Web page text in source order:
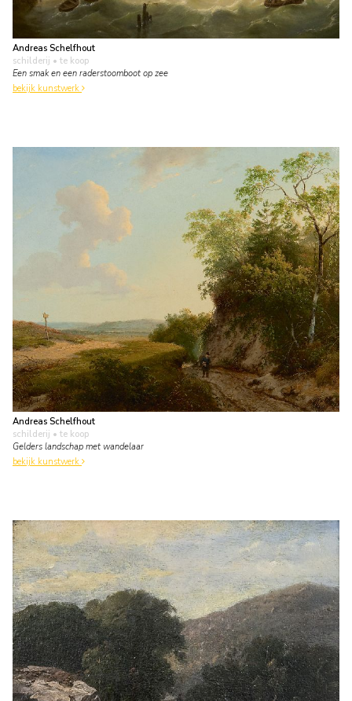
Andreas Schelfhout
schilderij • te koop
Een smak en een raderstoomboot op zee
bekijk kunstwerk
Andreas Schelfhout
schilderij • te koop
Gelders landschap met wandelaar
bekijk kunstwerk